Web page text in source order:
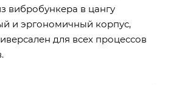
вибробункера в цангу
и эргономичный корпус,
для всех процессов